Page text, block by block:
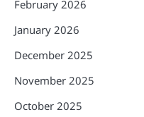
February 2026
January 2026
December 2025
November 2025
October 2025